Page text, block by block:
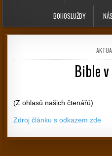
BOHOSLUŽBY
Bible
(Z ohlasů našich čtenářů)
Zdroj článku s odkazem zde